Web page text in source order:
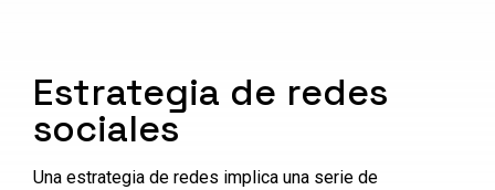
Estrategia de redes
sociales
Una estrategia de redes implica una serie de